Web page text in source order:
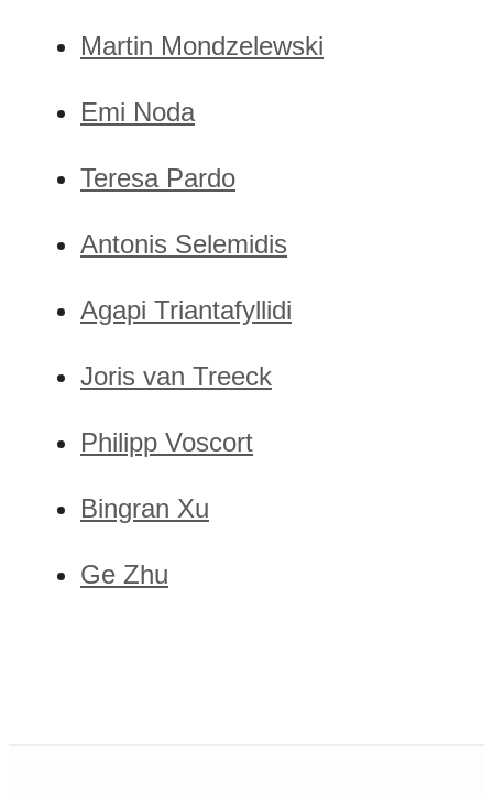
Martin Mondzelewski
Emi Noda
Teresa Pardo
Antonis Selemidis
Agapi Triantafyllidi
Joris van Treeck
Philipp Voscort
Bingran Xu
Ge Zhu